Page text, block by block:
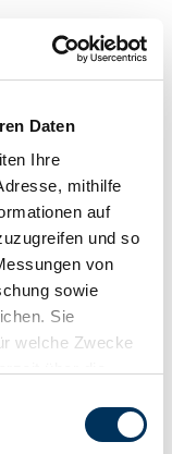
Daten
Ihre
mithilfe
auf
und so
von
sowie
Sie
welche Zwecke